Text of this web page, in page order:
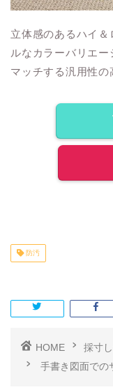
立体感のあるハイ
ルなカラーバリエ
マッチする汎用性の
防汚
HOME
採寸
手書き図面での